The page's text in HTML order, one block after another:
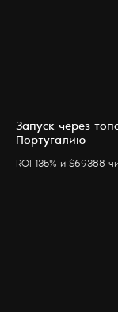
Запуск через
Португалию
ROI 135% и $69388